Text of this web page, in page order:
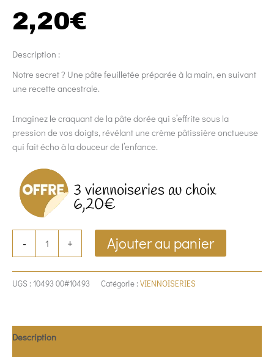
2,20€
Description :
Notre secret ? Une pâte feuilletée préparée à la main, en suivant
une recette ancestrale.
Imaginez le craquant de la pâte dorée qui s’effrite sous la
pression de vos doigts, révélant une crème pâtissière onctueuse
qui fait écho à la douceur de l’enfance.
3 viennoiseries au choix
6,20€
- + Ajouter au panier
UGS : 10493 00#10493 Catégorie : VIENNOISERIES
Description